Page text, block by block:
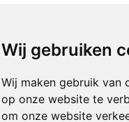
Wij gebruiken
Wij maken gebruik van
op onze website te
om onze website
Inloggen